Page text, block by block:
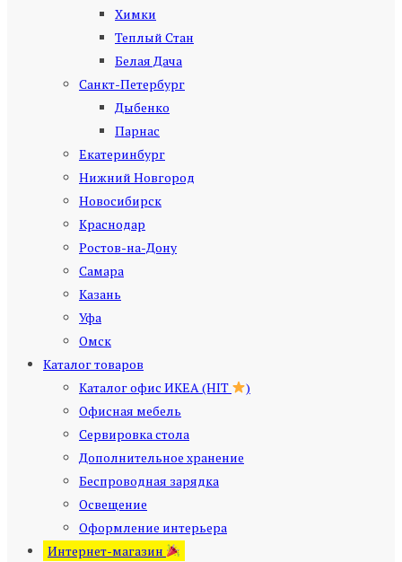
Химки
Теплый Стан
Белая Дача
Санкт-Петербург
Дыбенко
Парнас
Екатеринбург
Нижний Новгород
Новосибирск
Краснодар
Ростов-на-Дону
Самара
Казань
Уфа
Омск
Каталог товаров
Каталог офис ИКЕА (HIT
)
Офисная мебель
Сервировка стола
Дополнительное хранение
Беспроводная зарядка
Освещение
Оформление интерьера
Интернет-магазин